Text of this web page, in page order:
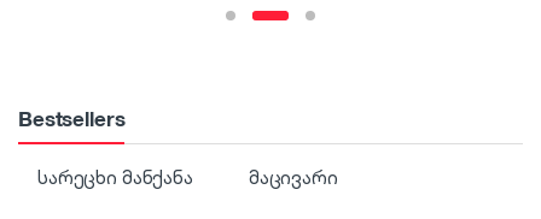
Bestsellers
სარეცხი მანქანა მაცივარი